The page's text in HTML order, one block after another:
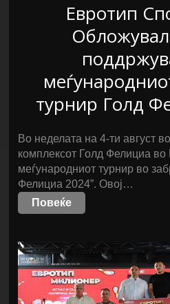
Евротип
турнир Голд
Во неделата на 4-ти август
комплексот Голд Фелициа
меѓународниот турнир во
Фелициа 2024”. Овој…
Повеќе